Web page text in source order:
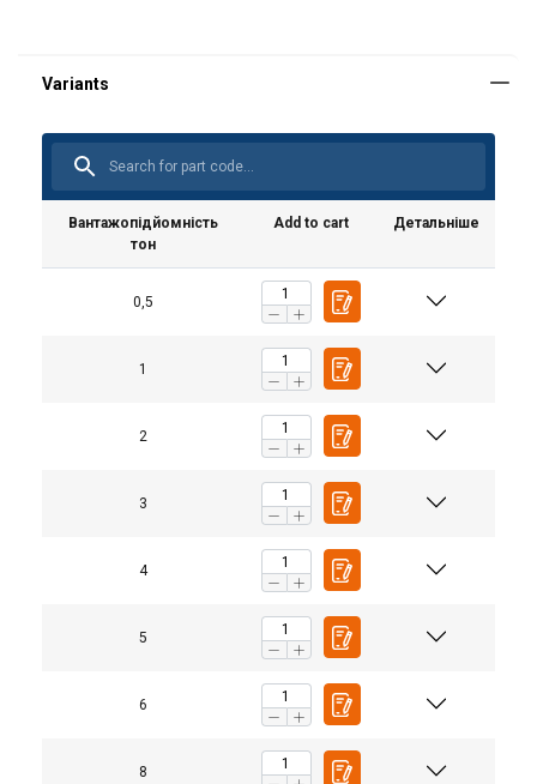
Вантажопідйомність
тон
Add to cart Детальніше
0,5
1
2
3
4
5
6
8